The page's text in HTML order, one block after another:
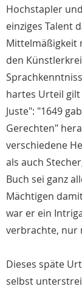
Hochstapler
einziges Talent
Mittelmäßigkeit
den
hartes Urteil gilt
Juste": "1649
Gerechten"
verschiedene
als auch
Buch sei ganz
Mächtigen
war er ein
verbrachte, nur
Dieses späte
selbst